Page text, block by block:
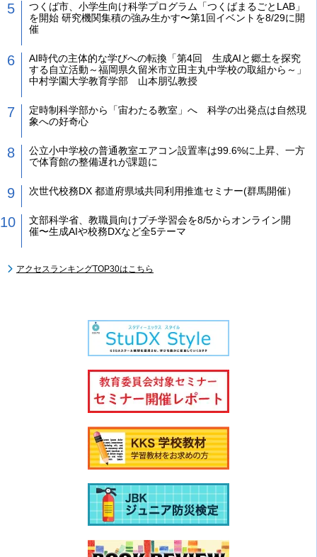
つくば市、小学生向け科学プログラム「つくばまるごとLAB」
を開始 研究機関集積の強み生かす〜第1回イベントを8/29に開
催
AI時代の主体的な学びへの転換「第4回 生成AIと郷土を探究
する自立活動～福岡県久留米市立田主丸中学校の取組から～」
中村学園大学教育学部 山本朋弘教授
定時制科学部から「宙わたる教室」へ 科学の出発点は自然現
象への好奇心
公立小中学校の普通教室エアコン設置率は99.6%に上昇、一方
で体育館の整備遅れが課題に
次世代校務DX 都道府県域共同利用推進セミナー(群馬開催）
文部科学省、教職員向けプチ学習会を8/5からオンライン開
催〜生成AIや校務DXなど全5テーマ
アクセスランキングTOP30はこちら